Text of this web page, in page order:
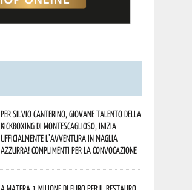
Per Silvio Canterino, giovane talento della
kickboxing di Montescaglioso, inizia
ufficialmente l’avventura in maglia
azzurra! Complimenti per la convocazione